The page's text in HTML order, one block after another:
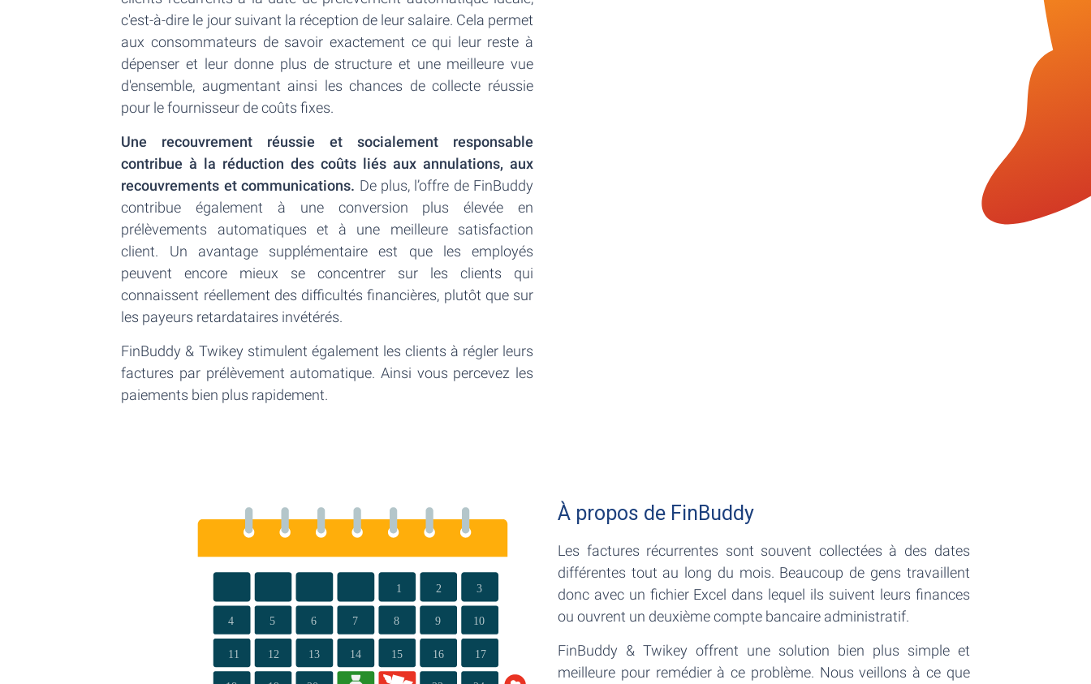
c'est-à-dire le jour suivant la réception de leur salaire. Cela permet
aux consommateurs de savoir exactement ce qui leur reste à
dépenser et leur donne plus de structure et une meilleure vue
d'ensemble, augmentant ainsi les chances de collecte réussie
pour le fournisseur de coûts fixes.
Une recouvrement réussie et socialement responsable
contribue à la réduction des coûts liés aux annulations, aux
recouvrements et communications. De plus, l’offre de FinBuddy
contribue également à une conversion plus élevée en
prélèvements automatiques et à une meilleure satisfaction
client. Un avantage supplémentaire est que les employés
peuvent encore mieux se concentrer sur les clients qui
connaissent réellement des difficultés financières, plutôt que sur
les payeurs retardataires invétérés.
FinBuddy & Twikey stimulent également les clients à régler leurs
factures par prélèvement automatique. Ainsi vous percevez les
paiements bien plus rapidement.
À propos de FinBuddy
Les factures récurrentes sont souvent collectées à des dates
différentes tout au long du mois. Beaucoup de gens travaillent
donc avec un fichier Excel dans lequel ils suivent leurs finances
ou ouvrent un deuxième compte bancaire administratif.
FinBuddy & Twikey offrent une solution bien plus simple et
meilleure pour remédier à ce problème. Nous veillons à ce que